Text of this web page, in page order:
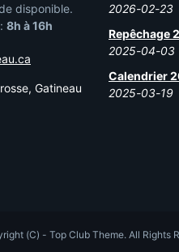
disponible.
8h à 16h
Gatineau
2026-02-23
Repêchage
2025-04-03
Calendrier
2025-03-19
(C) - Top Club Theme. All Rights